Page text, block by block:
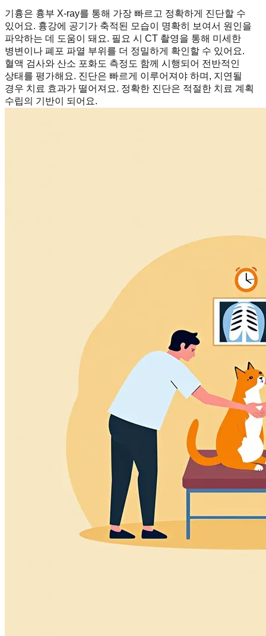
기흉은 흉부 X-ray를 통해 가장 빠르고 정확하게 진단할 수
있어요. 흉강에 공기가 축적된 모습이 명확히 보여서 원인을
파악하는 데 도움이 돼요. 필요 시 CT 촬영을 통해 미세한
병변이나 폐포 파열 부위를 더 정밀하게 확인할 수 있어요.
혈액 검사와 산소 포화도 측정도 함께 시행되어 전반적인
상태를 평가해요. 진단은 빠르게 이루어져야 하며, 지연될
경우 치료 효과가 떨어져요. 정확한 진단은 적절한 치료 계획
수립의 기반이 되어요.